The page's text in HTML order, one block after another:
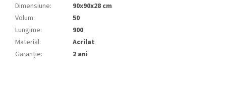
Dimensiune:
90x90x28 cm
Volum:
50
Lungime:
900
Material:
Acrilat
Garanție: 2 ani